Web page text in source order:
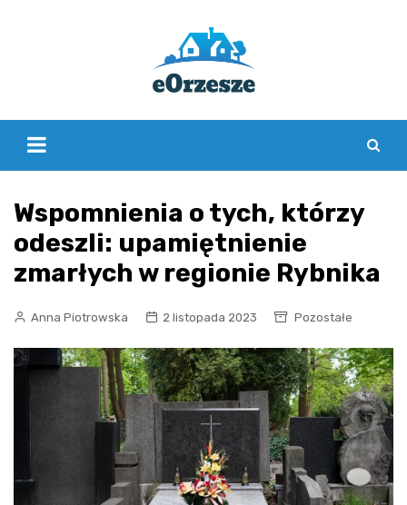
Wspomnienia o tych, którzy
odeszli: upamiętnienie
zmarłych w regionie Rybnika
Anna Piotrowska 2 listopada 2023 Pozostałe